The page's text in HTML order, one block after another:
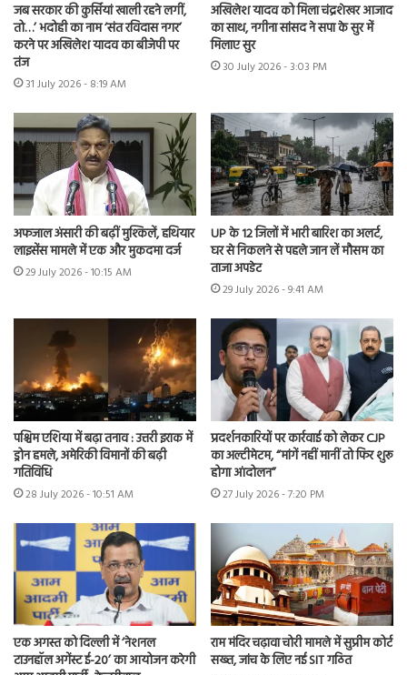
जब सरकार की कुर्सियां खाली रहने लगीं,
तो…’ भदोही का नाम ‘संत रविदास नगर’
करने पर अखिलेश यादव का बीजेपी पर
तंज
31 July 2026 - 8:19 AM
अखिलेश यादव को मिला चंद्रशेखर आजाद
का साथ, नगीना सांसद ने सपा के सुर में
मिलाए सुर
30 July 2026 - 3:03 PM
अफजाल अंसारी की बढ़ीं मुश्किलें, हथियार
लाइसेंस मामले में एक और मुकदमा दर्ज
29 July 2026 - 10:15 AM
UP के 12 जिलों में भारी बारिश का अलर्ट,
घर से निकलने से पहले जान लें मौसम का
ताजा अपडेट
29 July 2026 - 9:41 AM
पश्चिम एशिया में बढ़ा तनाव : उत्तरी इराक में
ड्रोन हमले, अमेरिकी विमानों की बढ़ी
गतिविधि
28 July 2026 - 10:51 AM
प्रदर्शनकारियों पर कार्रवाई को लेकर CJP
का अल्टीमेटम, “मांगें नहीं मानीं तो फिर शुरू
होगा आंदोलन”
27 July 2026 - 7:20 PM
एक अगस्त को दिल्ली में ‘नेशनल
टाउनहॉल अगेंस्ट ई-20’ का आयोजन करेगी
राम मंदिर चढ़ावा चोरी मामले में सुप्रीम कोर्ट
सख्त, जांच के लिए नई SIT गठित